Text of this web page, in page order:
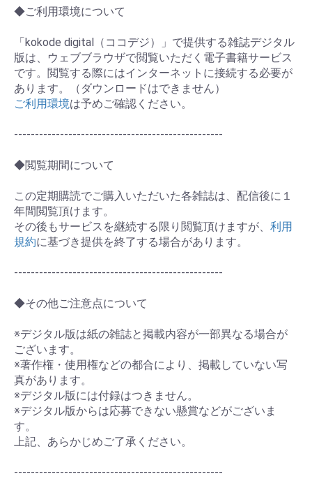
お買い物を続ける
◆ご利用環境について
「kokode digital（ココデジ）」で提供する雑誌デジタル
版は、ウェブブラウザで閲覧いただく電子書籍サービス
です。閲覧する際にはインターネットに接続する必要が
あります。（ダウンロードはできません）
ご利用環境は予めご確認ください。
--------------------------------------------------
◆閲覧期間について
この定期購読でご購入いただいた各雑誌は、配信後に１
年間閲覧頂けます。
その後もサービスを継続する限り閲覧頂けますが、 利用
規約に基づき提供を終了する場合があります。
--------------------------------------------------
◆その他ご注意点について
※デジタル版は紙の雑誌と掲載内容が一部異なる場合が
ございます。
※著作権・使用権などの都合により、掲載していない写
真があります。
※デジタル版には付録はつきません。
※デジタル版からは応募できない懸賞などがございま
す。
上記、あらかじめご了承ください。
--------------------------------------------------